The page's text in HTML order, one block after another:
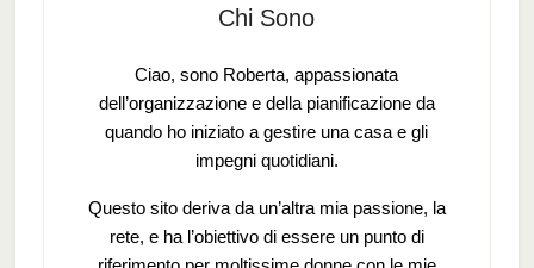
Chi Sono
Ciao, sono Roberta, appassionata
dell’organizzazione e della pianificazione da
quando ho iniziato a gestire una casa e gli
impegni quotidiani.
Questo sito deriva da un’altra mia passione, la
rete, e ha l’obiettivo di essere un punto di